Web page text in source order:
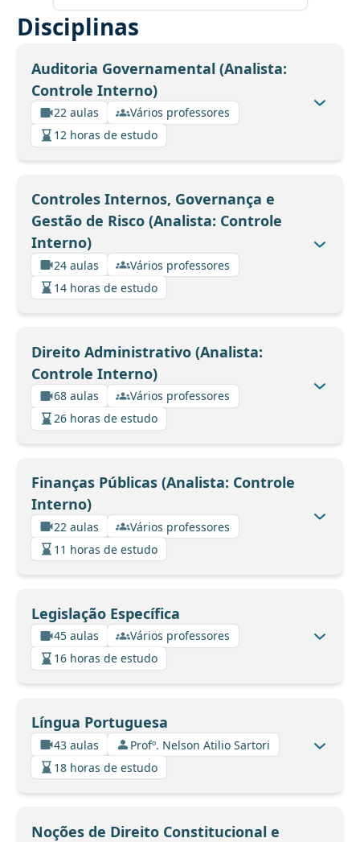
Disciplinas
Auditoria Governamental (Analista:
Controle Interno)
22 aulas
Vários professores
12 horas de estudo
Controles Internos, Governança e
Gestão de Risco (Analista: Controle
Interno)
24 aulas
Vários professores
14 horas de estudo
Direito Administrativo (Analista:
Controle Interno)
68 aulas
Vários professores
26 horas de estudo
Finanças Públicas (Analista: Controle
Interno)
22 aulas
Vários professores
11 horas de estudo
Legislação Específica
45 aulas
Vários professores
16 horas de estudo
Língua Portuguesa
43 aulas
Profº. Nelson Atilio Sartori
18 horas de estudo
Noções de Direito Constitucional e